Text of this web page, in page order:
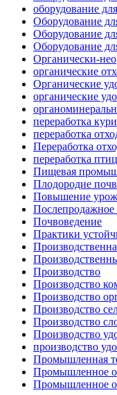
оборудование
Оборудование
Оборудование
Оборудование
Органически-
органические
Органические
органические
переработка
переработка
Переработка
переработка
Пищевая
Плодородие
Повышение
Почвоведение
Практики
Производство
Производство
Производство
Производство
Производство
Производство
производство
Промышленная
Промышленное
Промышленное